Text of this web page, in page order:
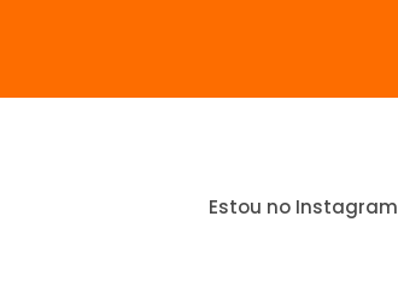
Estou no Instagram